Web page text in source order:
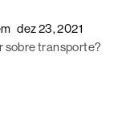
dez 23, 2021
sobre transporte?